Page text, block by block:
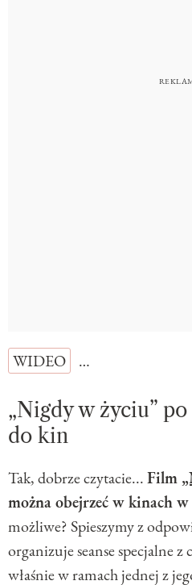
WIDEO …
„Nigdy w życiu”
do kin
Tak, dobrze czytacie...Film
można obejrzeć w kinach w
możliwe? Spieszymy z
organizuje seanse specjalne
właśnie w ramach jednej z